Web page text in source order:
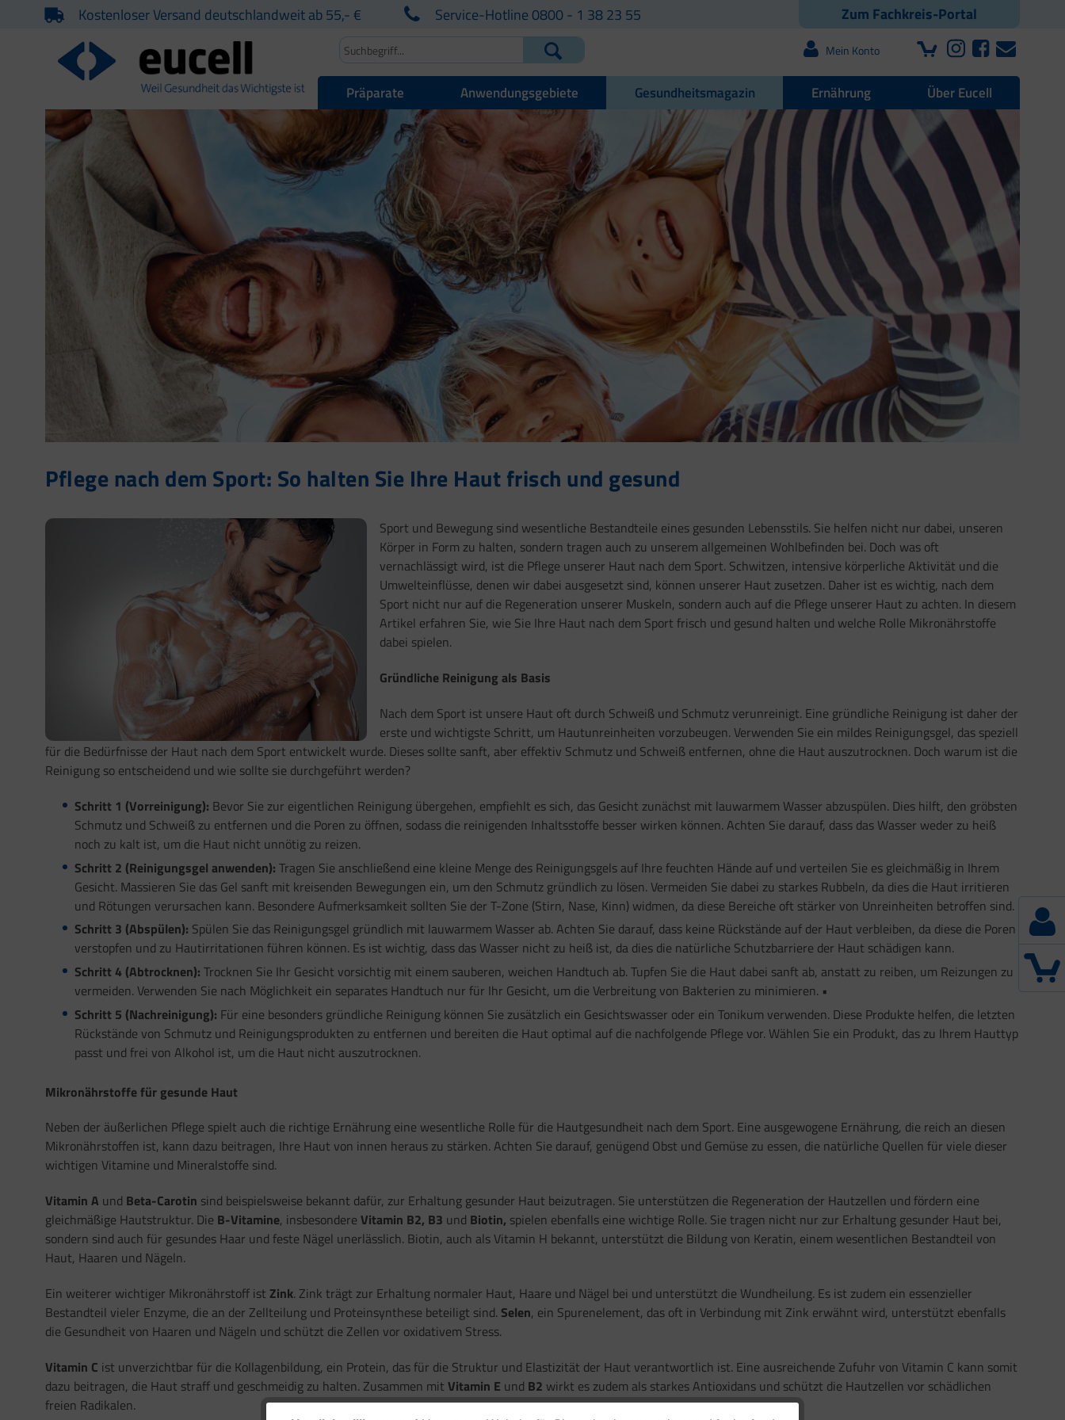
Zum Fachkreis-Portal
Kostenloser Versand deutschlandweit ab 55,- € Service-Hotline 0800 - 1 38 23 55
Mein Konto
Präparate Anwendungsgebiete Gesundheitsmagazin Ernährung Über Eucell
Pflege nach dem Sport: So halten Sie Ihre Haut frisch und gesund
Sport und Bewegung sind wesentliche Bestandteile eines gesunden Lebensstils. Sie helfen nicht nur dabei, unseren
Körper in Form zu halten, sondern tragen auch zu unserem allgemeinen Wohlbefinden bei. Doch was oft
vernachlässigt wird, ist die Pflege unserer Haut nach dem Sport. Schwitzen, intensive körperliche Aktivität und die
Umwelteinflüsse, denen wir dabei ausgesetzt sind, können unserer Haut zusetzen. Daher ist es wichtig, nach dem
Sport nicht nur auf die Regeneration unserer Muskeln, sondern auch auf die Pflege unserer Haut zu achten. In diesem
Artikel erfahren Sie, wie Sie Ihre Haut nach dem Sport frisch und gesund halten und welche Rolle Mikronährstoffe
dabei spielen.
Gründliche Reinigung als Basis
Nach dem Sport ist unsere Haut oft durch Schweiß und Schmutz verunreinigt. Eine gründliche Reinigung ist daher der
erste und wichtigste Schritt, um Hautunreinheiten vorzubeugen. Verwenden Sie ein mildes Reinigungsgel, das speziell
für die Bedürfnisse der Haut nach dem Sport entwickelt wurde. Dieses sollte sanft, aber effektiv Schmutz und Schweiß entfernen, ohne die Haut auszutrocknen. Doch warum ist die
Reinigung so entscheidend und wie sollte sie durchgeführt werden?
Schritt 1 (Vorreinigung): Bevor Sie zur eigentlichen Reinigung übergehen, empfiehlt es sich, das Gesicht zunächst mit lauwarmem Wasser abzuspülen. Dies hilft, den gröbsten
Schmutz und Schweiß zu entfernen und die Poren zu öffnen, sodass die reinigenden Inhaltsstoffe besser wirken können. Achten Sie darauf, dass das Wasser weder zu heiß
noch zu kalt ist, um die Haut nicht unnötig zu reizen.
Schritt 2 (Reinigungsgel anwenden): Tragen Sie anschließend eine kleine Menge des Reinigungsgels auf Ihre feuchten Hände auf und verteilen Sie es gleichmäßig in Ihrem
Gesicht. Massieren Sie das Gel sanft mit kreisenden Bewegungen ein, um den Schmutz gründlich zu lösen. Vermeiden Sie dabei zu starkes Rubbeln, da dies die Haut irritieren
und Rötungen verursachen kann. Besondere Aufmerksamkeit sollten Sie der T-Zone (Stirn, Nase, Kinn) widmen, da diese Bereiche oft stärker von Unreinheiten betroffen sind.
Schritt 3 (Abspülen): Spülen Sie das Reinigungsgel gründlich mit lauwarmem Wasser ab. Achten Sie darauf, dass keine Rückstände auf der Haut verbleiben, da diese die Poren
verstopfen und zu Hautirritationen führen können. Es ist wichtig, dass das Wasser nicht zu heiß ist, da dies die natürliche Schutzbarriere der Haut schädigen kann.
Schritt 4 (Abtrocknen): Trocknen Sie Ihr Gesicht vorsichtig mit einem sauberen, weichen Handtuch ab. Tupfen Sie die Haut dabei sanft ab, anstatt zu reiben, um Reizungen zu
vermeiden. Verwenden Sie nach Möglichkeit ein separates Handtuch nur für Ihr Gesicht, um die Verbreitung von Bakterien zu minimieren. •
Schritt 5 (Nachreinigung): Für eine besonders gründliche Reinigung können Sie zusätzlich ein Gesichtswasser oder ein Tonikum verwenden. Diese Produkte helfen, die letzten
Rückstände von Schmutz und Reinigungsprodukten zu entfernen und bereiten die Haut optimal auf die nachfolgende Pflege vor. Wählen Sie ein Produkt, das zu Ihrem Hauttyp
passt und frei von Alkohol ist, um die Haut nicht auszutrocknen.
Mikronährstoffe für gesunde Haut
Neben der äußerlichen Pflege spielt auch die richtige Ernährung eine wesentliche Rolle für die Hautgesundheit nach dem Sport. Eine ausgewogene Ernährung, die reich an diesen
Mikronährstoffen ist, kann dazu beitragen, Ihre Haut von innen heraus zu stärken. Achten Sie darauf, genügend Obst und Gemüse zu essen, die natürliche Quellen für viele dieser
wichtigen Vitamine und Mineralstoffe sind.
Vitamin A und Beta-Carotin sind beispielsweise bekannt dafür, zur Erhaltung gesunder Haut beizutragen. Sie unterstützen die Regeneration der Hautzellen und fördern eine
gleichmäßige Hautstruktur. Die B-Vitamine, insbesondere Vitamin B2, B3 und Biotin, spielen ebenfalls eine wichtige Rolle. Sie tragen nicht nur zur Erhaltung gesunder Haut bei,
sondern sind auch für gesundes Haar und feste Nägel unerlässlich. Biotin, auch als Vitamin H bekannt, unterstützt die Bildung von Keratin, einem wesentlichen Bestandteil von
Haut, Haaren und Nägeln.
Ein weiterer wichtiger Mikronährstoff ist Zink. Zink trägt zur Erhaltung normaler Haut, Haare und Nägel bei und unterstützt die Wundheilung. Es ist zudem ein essenzieller
Bestandteil vieler Enzyme, die an der Zellteilung und Proteinsynthese beteiligt sind. Selen, ein Spurenelement, das oft in Verbindung mit Zink erwähnt wird, unterstützt ebenfalls
die Gesundheit von Haaren und Nägeln und schützt die Zellen vor oxidativem Stress.
Vitamin C ist unverzichtbar für die Kollagenbildung, ein Protein, das für die Struktur und Elastizität der Haut verantwortlich ist. Eine ausreichende Zufuhr von Vitamin C kann somit
dazu beitragen, die Haut straff und geschmeidig zu halten. Zusammen mit Vitamin E und B2 wirkt es zudem als starkes Antioxidans und schützt die Hautzellen vor schädlichen
freien Radikalen.